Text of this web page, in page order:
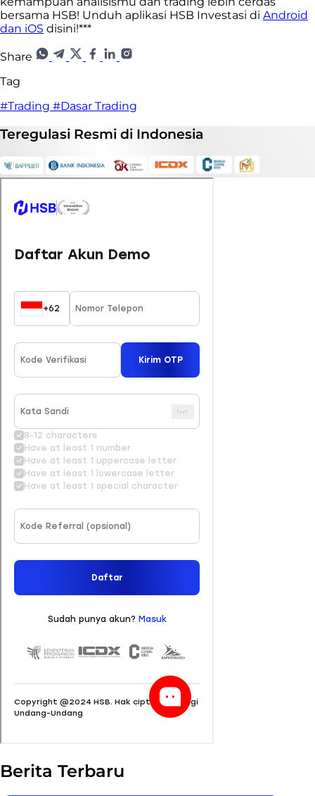
bersama HSB! Unduh aplikasi HSB Investasi di Android
dan iOS disini!***
Share
Tag
#Trading #Dasar Trading
Teregulasi Resmi di Indonesia
Berita Terbaru